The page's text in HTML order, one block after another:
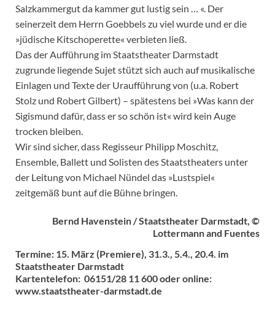
Salzkammergut da kammer gut lustig sein … «. Der
seinerzeit dem Herrn Goebbels zu viel wurde und er die
»jüdische Kitschoperette« verbieten ließ.
Das der Aufführung im Staatstheater Darmstadt
zugrunde liegende Sujet stützt sich auch auf musikalische
Einlagen und Texte der Uraufführung von (u.a. Robert
Stolz und Robert Gilbert) – spätestens bei »Was kann der
Sigismund dafür, dass er so schön ist« wird kein Auge
trocken bleiben.
Wir sind sicher, dass Regisseur Philipp Moschitz,
Ensemble, Ballett und Solisten des Staatstheaters unter
der Leitung von Michael Nündel das »Lustspiel«
zeitgemäß bunt auf die Bühne bringen.
Bernd Havenstein / Staatstheater Darmstadt, ©
Lottermann and Fuentes
Termine: 15. März (Premiere), 31.3., 5.4., 20.4. im
Staatstheater Darmstadt
Kartentelefon: 06151/28 11 600 oder online:
www.staatstheater-darmstadt.de